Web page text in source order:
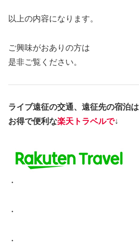
以上の内容になります。
ご興味がおありの方は
是非ご覧ください。
ライブ遠征の交通、遠征先の宿泊は
お得で便利な楽天トラベルで↓
・
・
・